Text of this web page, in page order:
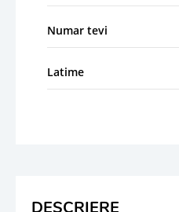
Numar tevi
Latime
DESCRIERE